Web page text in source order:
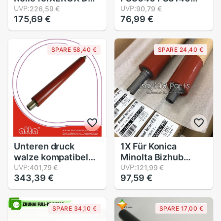
4110 4112 4127
4595 D95 D110
Oberen heizung
Original
UVP:226,59 €
175,69 €
Oberen Druck Rolle
Fuser Rolle, Für
Kyocera FS FS-
3040 FS-3140
Oberen Heizung
Rolle,
UVP:90,79 €
76,99 €
SPARE 58,40 €
Unteren druck
walze kompatibel
für C203 C253
C353, niedriger
gesleevt rolle
UVP:401,79 €
343,39 €
SPARE 24,40 €
1X Für Konica
Minolta Bizhub
C554 C654 C754
C554e C654e
C754e C 554 654
754 Niederdruck-
fuser Rolle
UVP:121,99 €
97,59 €
SPARE 34,10 € SPARE 17,00 €